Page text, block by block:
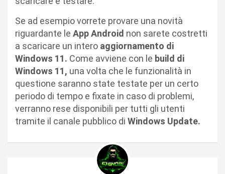
Se ad esempio vorrete provare una novità
riguardante le App Android non sarete costretti
a scaricare un intero aggiornamento di
Windows 11. Come avviene con le build di
Windows 11, una volta che le funzionalità in
questione saranno state testate per un certo
periodo di tempo e fixate in caso di problemi,
verranno rese disponibili per tutti gli utenti
tramite il canale pubblico di Windows Update.